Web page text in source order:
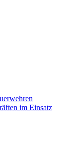
im Einsatz